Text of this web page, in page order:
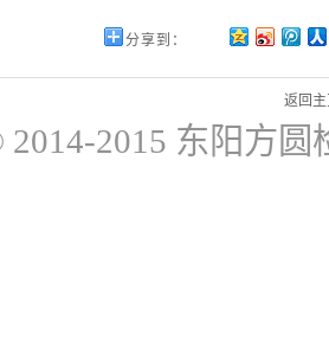
分享到：
返回
2014-2015 东阳方